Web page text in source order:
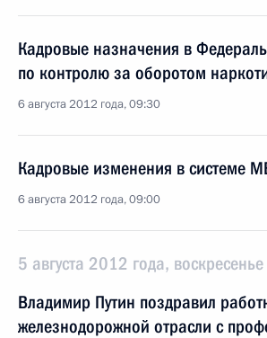
Кадровые назначения в
по контролю за оборотом
6 августа 2012 года, 09:30
Кадровые изменения в системе
6 августа 2012 года, 09:00
5 августа 2012 года, воскресенье
Владимир Путин поздравил
железнодорожной отрасли с